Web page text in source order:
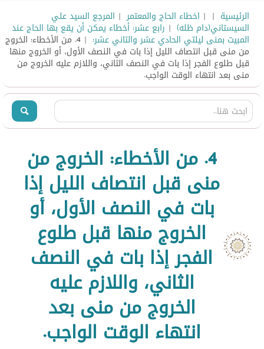
الرئيسية |
| اخطاء الحاج والمعتمر | المرجع السيد علي
السيستاني(دام ظله) | رابع عشر: أخطاء يمكن أن يقع بها الحاج عند
المبيت بمنى ليلتي الحادي عشر والثاني عشر: | 4. من الأخطاء: الخروج
من منى قبل انتصاف الليل إذا بات في النصف الأول، أو الخروج منها
قبل طلوع الفجر إذا بات في النصف الثاني، واللازم عليه الخروج من
منى بعد انتهاء الوقت الواجب.
4. من الأخطاء: الخروج من
منى قبل انتصاف الليل إذا
بات في النصف الأول، أو
الخروج منها قبل طلوع
الفجر إذا بات في النصف
الثاني، واللازم عليه
الخروج من منى بعد
انتهاء الوقت الواجب.